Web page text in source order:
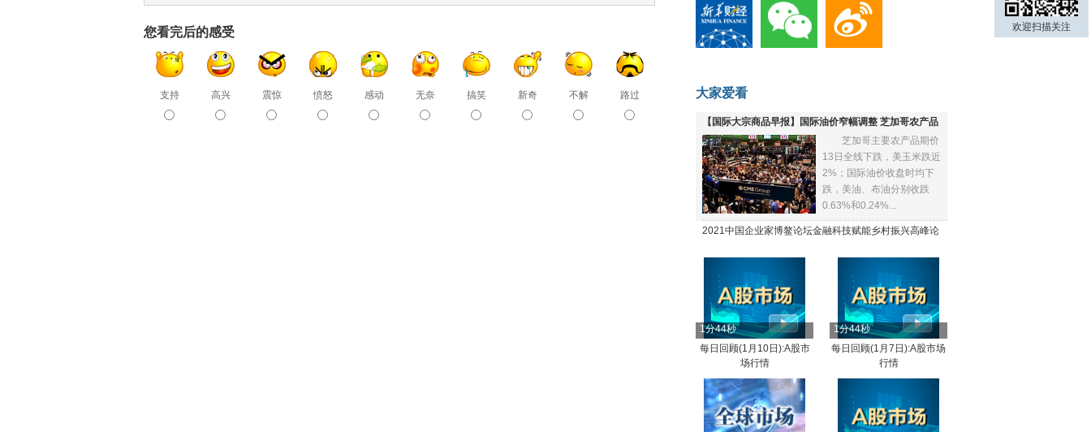
您看完后的感受
支持 高兴 震惊 愤怒 感动 无奈 搞笑 新奇 不解 路过 大家爱看
【国际大宗商品早报】国际油价窄幅调整 芝加哥农产品
全线下跌
芝加哥主要农产品期价
13日全线下跌，美玉米跌近
2%；国际油价收盘时均下
跌，美油、布油分别收跌
0.63%和0.24%...
2021中国企业家博鳌论坛金融科技赋能乡村振兴高峰论
1分44秒
每日回顾(1月10日):A股市
场行情
1分44秒
每日回顾(1月7日):A股市场
行情
欢迎扫描关注